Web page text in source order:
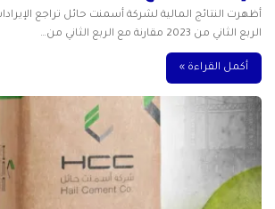
الربع الثاني من 2023 مقارنة مع الربع الثاني من…
أكمل القراءة »